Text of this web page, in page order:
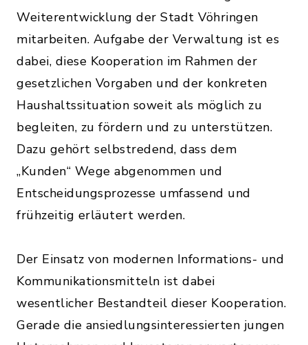
Weiterentwicklung der Stadt Vöhringen
mitarbeiten. Aufgabe der Verwaltung ist es
dabei, diese Kooperation im Rahmen der
gesetzlichen Vorgaben und der konkreten
Haushaltssituation soweit als möglich zu
begleiten, zu fördern und zu unterstützen.
Dazu gehört selbstredend, dass dem
„Kunden“ Wege abgenommen und
Entscheidungsprozesse umfassend und
frühzeitig erläutert werden.
Der Einsatz von modernen Informations- und
Kommunikationsmitteln ist dabei
wesentlicher Bestandteil dieser Kooperation.
Gerade die ansiedlungsinteressierten jungen